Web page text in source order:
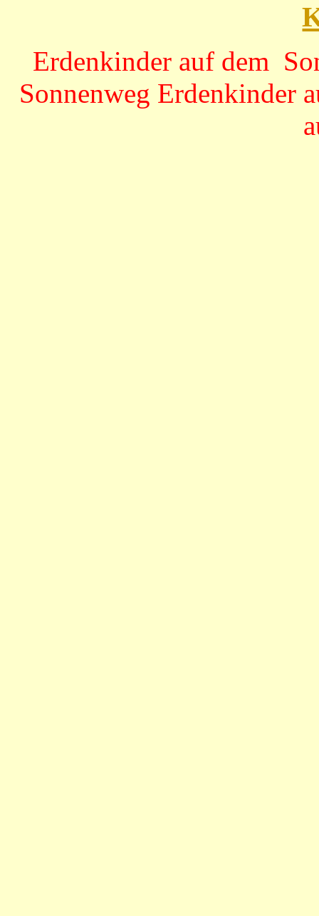
Erdenkinder auf dem
Sonnenweg Erdenkinder